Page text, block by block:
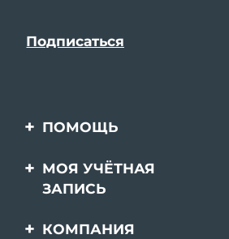
ПОМОЩЬ
Свяжитесь с нами
Заказ и доставка
Гарантия и возврат
МОЯ УЧЁТНАЯ
ЗАПИСЬ
Регистрация продукта
КОМПАНИЯ